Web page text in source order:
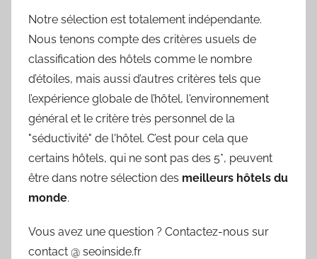
Notre sélection est totalement indépendante.
Nous tenons compte des critères usuels de
classification des hôtels comme le nombre
d’étoiles, mais aussi d’autres critères tels que
l’expérience globale de l’hôtel, l'environnement
général et le critère très personnel de la
"séductivité" de l'hôtel. C’est pour cela que
certains hôtels, qui ne sont pas des 5*, peuvent
être dans notre sélection des meilleurs hôtels du
monde.
Vous avez une question ? Contactez-nous sur
contact @ seoinside.fr